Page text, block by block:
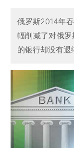
俄罗斯2014年
幅削减了对俄
的银行却没有退